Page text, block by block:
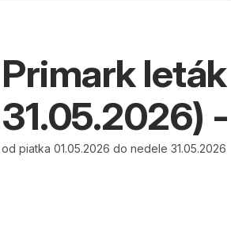
Primark
31.05.2026)
od piatka 01.05.2026 do nedele 31.05.2026